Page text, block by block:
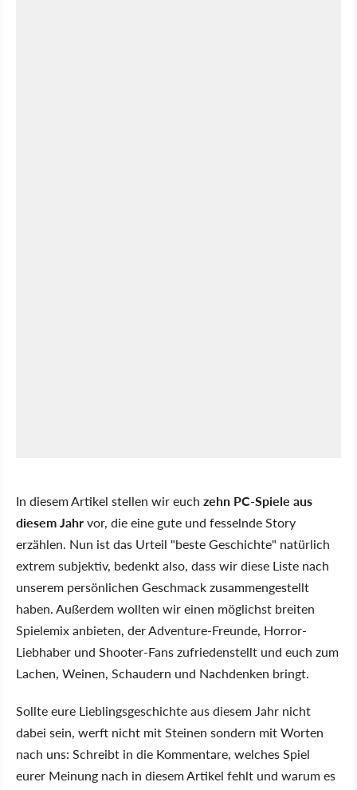
In diesem Artikel stellen wir euch zehn PC-Spiele aus
diesem Jahrvor, die eine gute und fesselnde Story
erzählen. Nun ist das Urteil "beste Geschichte" natürlich
extrem subjektiv, bedenkt also, dass wir diese Liste nach
unserem persönlichen Geschmack zusammengestellt
haben. Außerdem wollten wir einen möglichst breiten
Spielemix anbieten, der Adventure-Freunde, Horror-
Liebhaber und Shooter-Fans zufriedenstellt und euch zum
Lachen, Weinen, Schaudern und Nachdenken bringt.
Sollte eure Lieblingsgeschichte aus diesem Jahr nicht
dabei sein, werft nicht mit Steinen sondern mit Worten
nach uns: Schreibt in die Kommentare, welches Spiel
eurer Meinung nach in diesem Artikel fehlt und warum es